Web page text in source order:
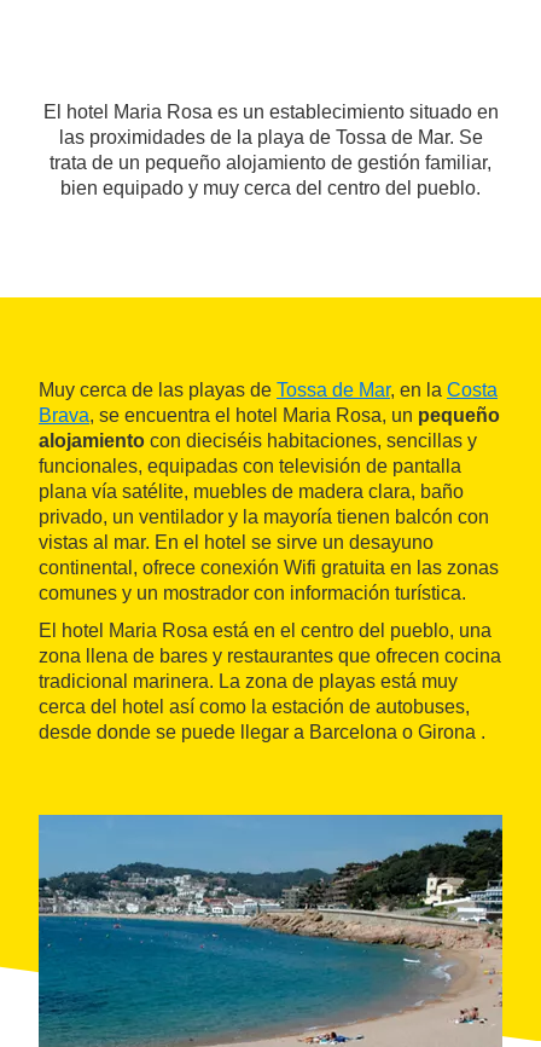
El hotel Maria Rosa es un establecimiento situado en
las proximidades de la playa de Tossa de Mar. Se
trata de un pequeño alojamiento de gestión familiar,
bien equipado y muy cerca del centro del pueblo.
Muy cerca de las playas de Tossa de Mar, en la Costa
Brava, se encuentra el hotel Maria Rosa, un pequeño
alojamiento con dieciséis habitaciones, sencillas y
funcionales, equipadas con televisión de pantalla
plana vía satélite, muebles de madera clara, baño
privado, un ventilador y la mayoría tienen balcón con
vistas al mar. En el hotel se sirve un desayuno
continental, ofrece conexión Wifi gratuita en las zonas
comunes y un mostrador con información turística.
El hotel Maria Rosa está en el centro del pueblo, una
zona llena de bares y restaurantes que ofrecen cocina
tradicional marinera. La zona de playas está muy
cerca del hotel así como la estación de autobuses,
desde donde se puede llegar a Barcelona o Girona .